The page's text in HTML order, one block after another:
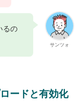
サンツォ
るの
ードと有効化